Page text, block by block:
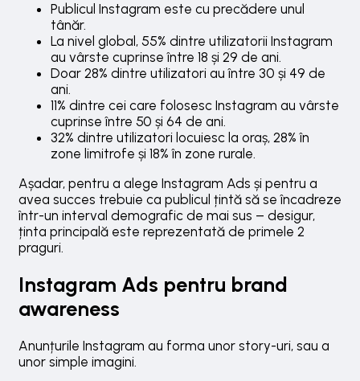
Publicul Instagram este cu precădere unul
tânăr.
La nivel global, 55% dintre utilizatorii Instagram
au vârste cuprinse între 18 și 29 de ani.
Doar 28% dintre utilizatori au între 30 și 49 de
ani.
11% dintre cei care folosesc Instagram au vârste
cuprinse între 50 și 64 de ani.
32% dintre utilizatori locuiesc la oraș, 28% în
zone limitrofe și 18% în zone rurale.
Așadar, pentru a alege Instagram Ads și pentru a
avea succes trebuie ca publicul țintă să se încadreze
într-un interval demografic de mai sus – desigur,
ținta principală este reprezentată de primele 2
praguri.
Instagram Ads pentru brand
awareness
Anunțurile Instagram au forma unor story-uri, sau a
unor simple imagini.